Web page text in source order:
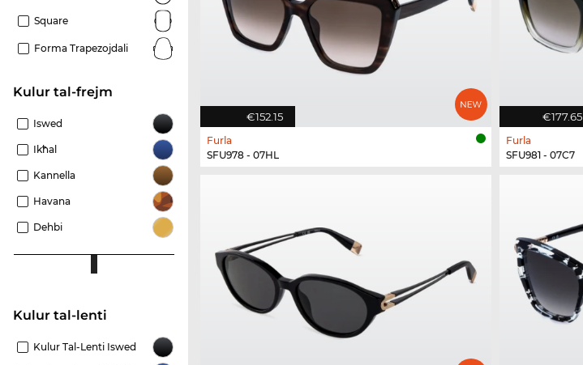
Square
Forma Trapezojdali
Kulur tal-frejm
Iswed
Ikħal
Kannella
Havana
Dehbi
Kulur tal-lenti
Kulur Tal-Lenti Iswed
€152.15
Furla
SFU978 - 07HL
€177.65
Furla
SFU981 - 07C7